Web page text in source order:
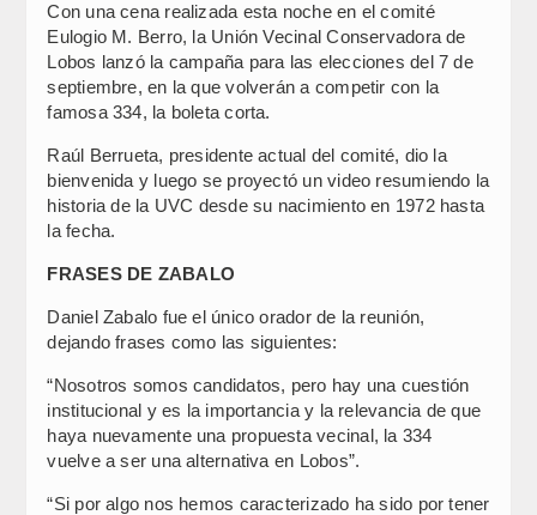
Con una cena realizada esta noche en el comité
Eulogio M. Berro, la Unión Vecinal Conservadora de
Lobos lanzó la campaña para las elecciones del 7 de
septiembre, en la que volverán a competir con la
famosa 334, la boleta corta.
Raúl Berrueta, presidente actual del comité, dio la
bienvenida y luego se proyectó un video resumiendo la
historia de la UVC desde su nacimiento en 1972 hasta
la fecha.
FRASES DE ZABALO
Daniel Zabalo fue el único orador de la reunión,
dejando frases como las siguientes:
“Nosotros somos candidatos, pero hay una cuestión
institucional y es la importancia y la relevancia de que
haya nuevamente una propuesta vecinal, la 334
vuelve a ser una alternativa en Lobos”.
“Si por algo nos hemos caracterizado ha sido por tener